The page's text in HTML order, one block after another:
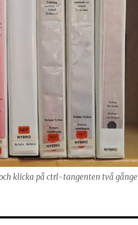
klicka på ctrl-tangenten två